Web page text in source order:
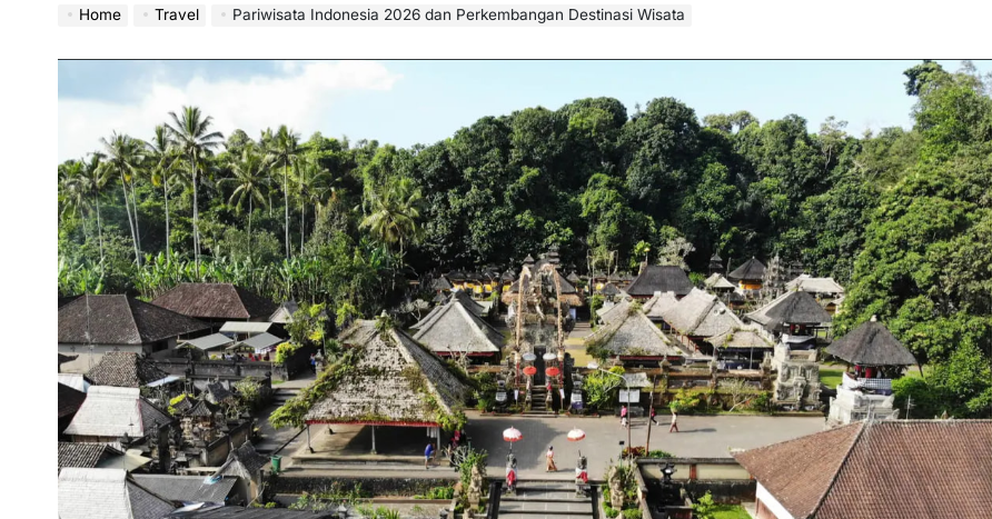
untuk
Daerah
Sekitarnya
Home Travel Pariwisata Indonesia 2026 dan Perkembangan Destinasi Wisata